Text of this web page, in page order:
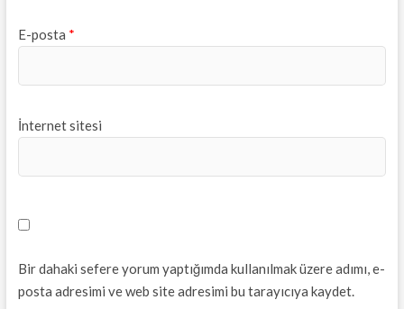
E-posta *
İnternet sitesi
Bir dahaki sefere yorum yaptığımda kullanılmak üzere adımı, e-
posta adresimi ve web site adresimi bu tarayıcıya kaydet.